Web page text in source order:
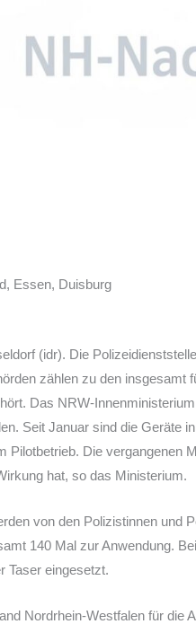
Essen, Duisburg
(idr). Die
zählen zu den insgesamt
Das NRW-
Seit Januar sind die Geräte
Pilotbetrieb. Die vergangenen
hat, so das Ministerium.
von den Polizistinnen und
140 Mal zur Anwendung.
Taser eingesetzt.
Nordrhein-Westfalen für die